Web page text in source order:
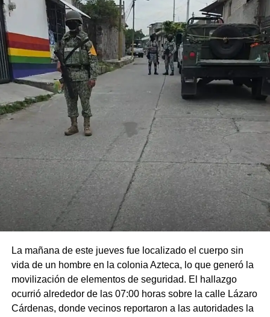
La mañana de este jueves fue localizado el cuerpo sin
vida de un hombre en la colonia Azteca, lo que generó la
movilización de elementos de seguridad. El hallazgo
ocurrió alrededor de las 07:00 horas sobre la calle Lázaro
Cárdenas, donde vecinos reportaron a las autoridades la